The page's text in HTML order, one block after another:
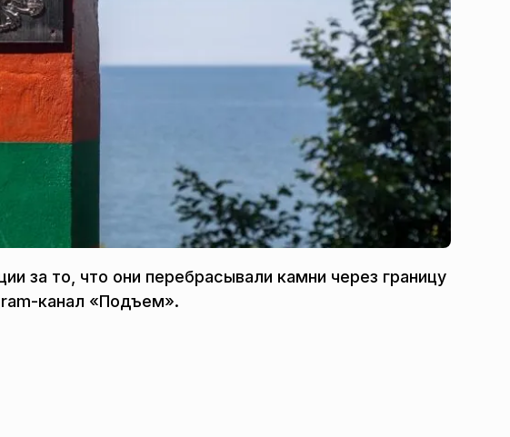
за то, что они перебрасывали камни через границу
канал «Подъем».